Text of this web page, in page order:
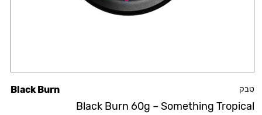
טבק
Black Burn 60g – Something Tropical
Black Burn